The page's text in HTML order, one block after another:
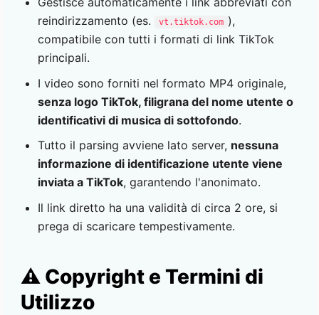
reindirizzamento (es.
vt.tiktok.com ),
compatibile con tutti i formati di link TikTok
principali.
I video sono forniti nel formato MP4 originale,
senza logo TikTok, filigrana del nome utente o
identificativi di musica di sottofondo.
Tutto il parsing avviene lato server, nessuna
informazione di identificazione utente viene
inviata a TikTok, garantendo l'anonimato.
Il link diretto ha una validità di circa 2 ore, si
prega di scaricare tempestivamente.
⚠️ Copyright e Termini di
Utilizzo